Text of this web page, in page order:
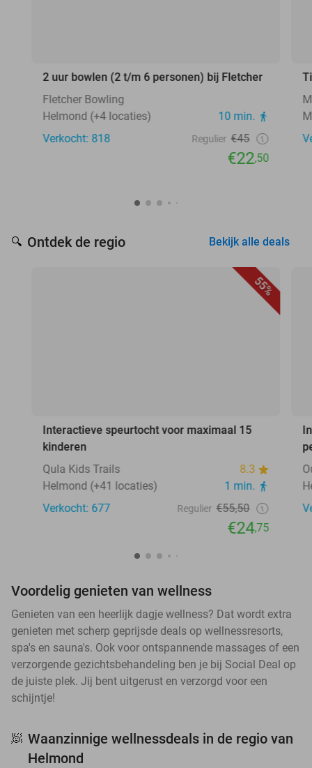
2 uur bowlen (2 t/m 6 personen) bij Fletcher
Fletcher Bowling
Helmond (+4 locaties)
10 min.
Verkocht: 818
Regulier €45
€22,50
🔍 Ontdek de regio Bekijk alle deals
55%
Interactieve speurtocht voor maximaal 15
kinderen
Qula Kids Trails
8.3
Helmond (+41 locaties)
1 min.
Verkocht: 677
Regulier €55,50
€24,75
Voordelig genieten van wellness
Genieten van een heerlijk dagje wellness? Dat wordt extra
genieten met scherp geprijsde deals op wellnessresorts,
spa's en sauna's. Ook voor ontspannende massages of een
verzorgende gezichtsbehandeling ben je bij Social Deal op
de juiste plek. Jij bent uitgerust en verzorgd voor een
schijntje!
🧖 Waanzinnige wellnessdeals in de regio van
Helmond